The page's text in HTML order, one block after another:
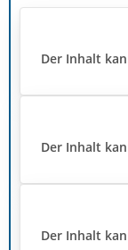
Der Inhalt
Der Inhalt
Der Inhalt